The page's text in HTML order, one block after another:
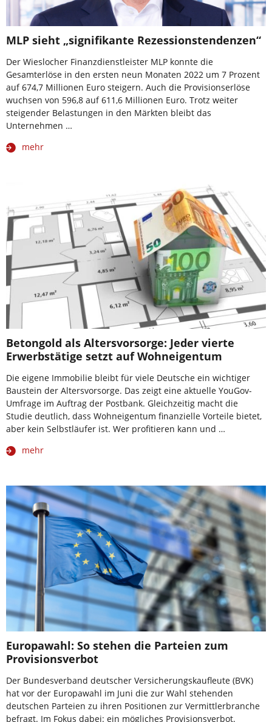
MLP sieht „signifikante Rezessionstendenzen“
Der Wieslocher Finanzdienstleister MLP konnte die
Gesamterlöse in den ersten neun Monaten 2022 um 7 Prozent
auf 674,7 Millionen Euro steigern. Auch die Provisionserlöse
wuchsen von 596,8 auf 611,6 Millionen Euro. Trotz weiter
steigender Belastungen in den Märkten bleibt das
Unternehmen …
mehr
Betongold als Altersvorsorge: Jeder vierte
Erwerbstätige setzt auf Wohneigentum
Die eigene Immobilie bleibt für viele Deutsche ein wichtiger
Baustein der Altersvorsorge. Das zeigt eine aktuelle YouGov-
Umfrage im Auftrag der Postbank. Gleichzeitig macht die
Studie deutlich, dass Wohneigentum finanzielle Vorteile bietet,
aber kein Selbstläufer ist. Wer profitieren kann und …
mehr
Europawahl: So stehen die Parteien zum
Provisionsverbot
Der Bundesverband deutscher Versicherungskaufleute (BVK)
hat vor der Europawahl im Juni die zur Wahl stehenden
deutschen Parteien zu ihren Positionen zur Vermittlerbranche
befragt. Im Fokus dabei: ein mögliches Provisionsverbot.